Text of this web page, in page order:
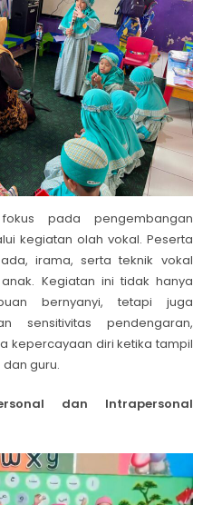
fokus pada pengembangan
kegiatan olah vokal. Peserta
irama, serta teknik vokal
Kegiatan ini tidak hanya
bernyanyi, tetapi juga
sensitivitas pendengaran,
kepercayaan diri ketika tampil
guru.
dan Intrapersonal